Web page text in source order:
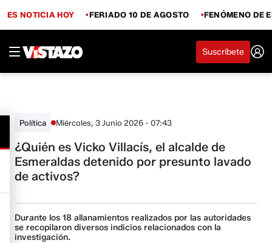
ES NOTICIA HOY FERIADO 10 DE AGOSTO FENÓMENO DE
Suscríbete
Política Miércoles, 3 Junio 2026 - 07:43
¿Quién es Vicko Villacís, el alcalde de
Esmeraldas detenido por presunto lavado
de activos?
Durante los 18 allanamientos realizados por las autoridades
se recopilaron diversos indicios relacionados con la
investigación.